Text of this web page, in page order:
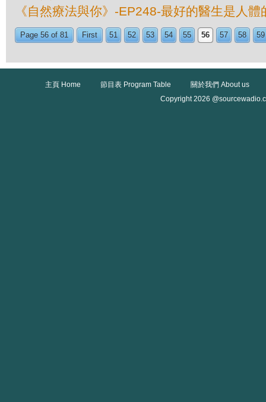
《自然療法與你》-EP248-最好的醫生是人體
Page 56 of 81 First 51 52 53 54 55 56 57 58 59
主頁 Home 節目表 Program Table
關於我們 About us
Copyright 2026